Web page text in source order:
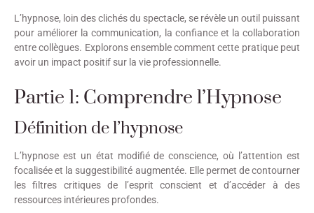
L’hypnose, loin des clichés du spectacle, se révèle un outil puissant
pour améliorer la communication, la confiance et la collaboration
entre collègues. Explorons ensemble comment cette pratique peut
avoir un impact positif sur la vie professionnelle.
Partie 1: Comprendre l’Hypnose
Définition de l’hypnose
L’hypnose est un état modifié de conscience, où l’attention est
focalisée et la suggestibilité augmentée. Elle permet de contourner
les filtres critiques de l’esprit conscient et d’accéder à des
ressources intérieures profondes.